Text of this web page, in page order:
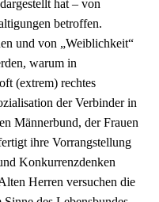
hat – von
betroffen.
und von „Weiblichkeit“
warum in
(extrem) rechtes
der Verbinder in
Männerbund, der Frauen
ihre Vorrangstellung
Konkurrenzdenken
Herren versuchen die